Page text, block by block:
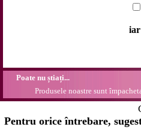
iar
Poate nu știați...
Produsele noastre sunt
Pentru orice întrebare,